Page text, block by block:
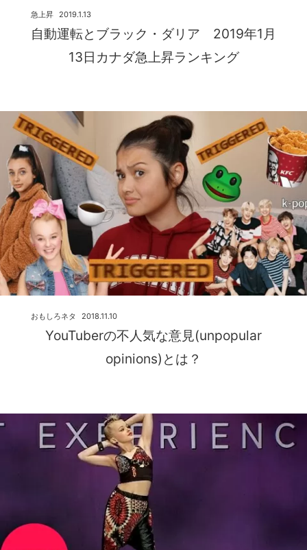
自動運転とブラック・ダリア 2019年1月
13日カナダ急上昇ランキング
2019.1.13
急上昇
YouTuberの不人気な意見(unpopular
opinions)とは？
2018.11.10
おもしろネタ